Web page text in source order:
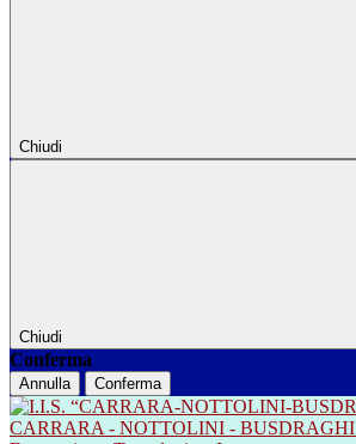
Chiudi
Chiudi
Conferma
Annulla Conferma
CARRARA - NOTTOLINI - BUSDRAGHI